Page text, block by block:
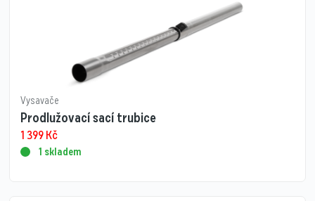
Vysavače
Prodlužovací sací trubice
1 399Kč
1 skladem